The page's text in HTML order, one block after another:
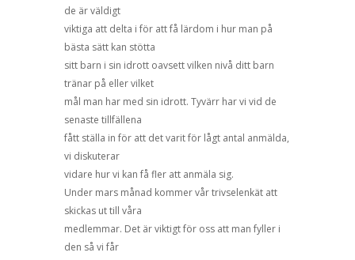
de är väldigt
viktiga att delta i för att få lärdom i hur man på
bästa sätt kan stötta
sitt barn i sin idrott oavsett vilken nivå ditt barn
tränar på eller vilket
mål man har med sin idrott. Tyvärr har vi vid de
senaste tillfällena
fått ställa in för att det varit för lågt antal anmälda,
vi diskuterar
vidare hur vi kan få fler att anmäla sig.
Under mars månad kommer vår trivselenkät att
skickas ut till våra
medlemmar. Det är viktigt för oss att man fyller i
den så vi får